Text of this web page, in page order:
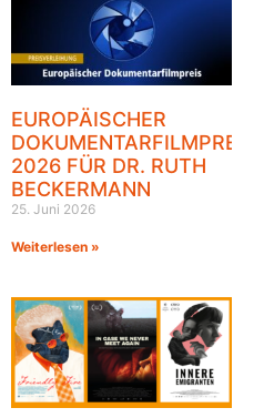
EUROPÄISCHER
DOKUMENTARFILMPREIS
2026 FÜR DR. RUTH
BECKERMANN
25. Juni 2026
Weiterlesen »